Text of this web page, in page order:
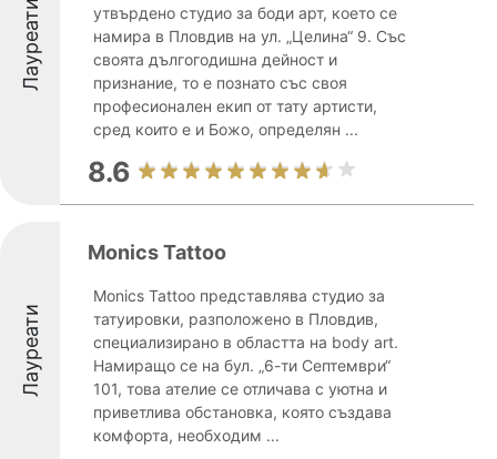
Лауреати
утвърдено студио за боди арт, което се
намира в Пловдив на ул. „Целина“ 9. Със
своята дългогодишна дейност и
признание, то е познато със своя
професионален екип от тату артисти,
сред които е и Божо, определян ...
8.6
Лауреати
Monics Tattoo
Monics Tattoo представлява студио за
татуировки, разположено в Пловдив,
специализирано в областта на body art.
Намиращо се на бул. „6-ти Септември“
101, това ателие се отличава с уютна и
приветлива обстановка, която създава
комфорта, необходим ...